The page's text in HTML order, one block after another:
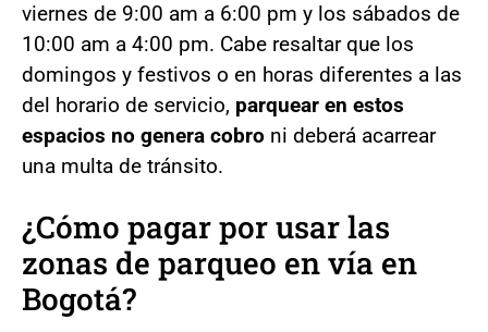
viernes de 9:00 am a 6:00 pm y los sábados de
10:00 am a 4:00 pm. Cabe resaltar que los
domingos y festivos o en horas diferentes a las
del horario de servicio, parquear en estos
espacios no genera cobro ni deberá acarrear
una multa de tránsito.
¿Cómo pagar por usar las
zonas de parqueo en vía en
Bogotá?